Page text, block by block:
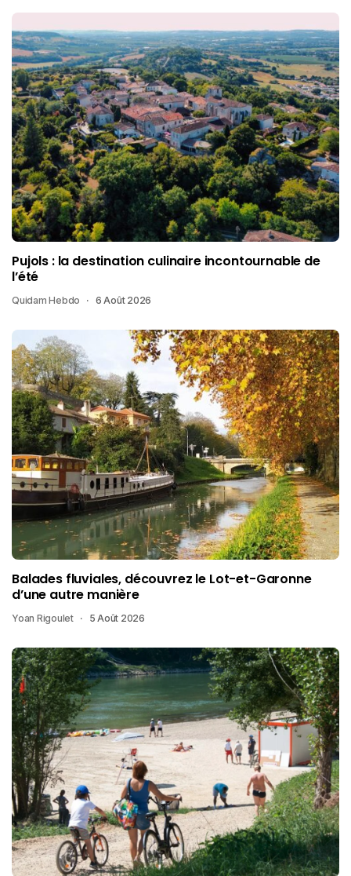
Pujols : la destination culinaire incontournable de
l’été
Quidam Hebdo 6 Août 2026
Balades fluviales, découvrez le Lot-et-Garonne
d’une autre manière
Yoan Rigoulet 5 Août 2026